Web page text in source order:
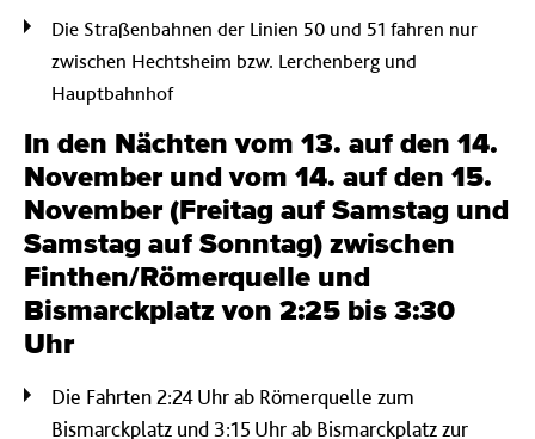
Die Straßenbahnen der Linien 50 und 51 fahren nur
zwischen Hechtsheim bzw. Lerchenberg und
Hauptbahnhof
In den Nächten vom 13. auf den 14.
November und vom 14. auf den 15.
November (Freitag auf Samstag und
Samstag auf Sonntag) zwischen
Finthen/Römerquelle und
Bismarckplatz von 2:25 bis 3:30
Uhr
Die Fahrten 2:24 Uhr ab Römerquelle zum
Bismarckplatz und 3:15 Uhr ab Bismarckplatz zur